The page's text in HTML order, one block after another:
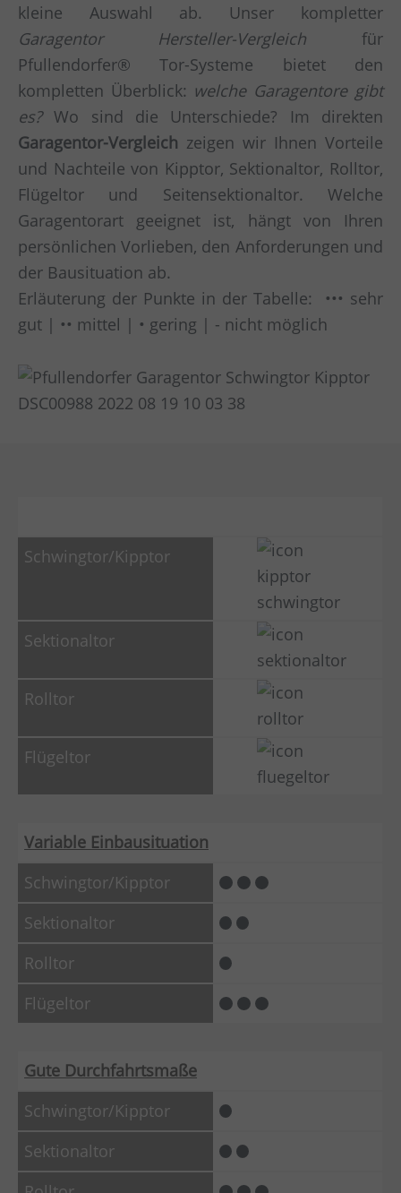
kleine Auswahl ab. Unser kompletter
Garagentor Hersteller-Vergleich für
Pfullendorfer® Tor-Systeme bietet den
kompletten Überblick: welche Garagentore gibt
es?Wo sind die Unterschiede? Im direkten
Garagentor-Vergleich zeigen wir Ihnen Vorteile
und Nachteile von Kipptor, Sektionaltor, Rolltor,
Flügeltor und Seitensektionaltor. Welche
Garagentorart geeignet ist, hängt von Ihren
persönlichen Vorlieben, den Anforderungen und
der Bausituation ab.
Erläuterung der Punkte in der Tabelle: ••• sehr
gut | •• mittel | • gering | - nicht möglich
Variable Einbausituation
Gute Durchfahrtsmaße